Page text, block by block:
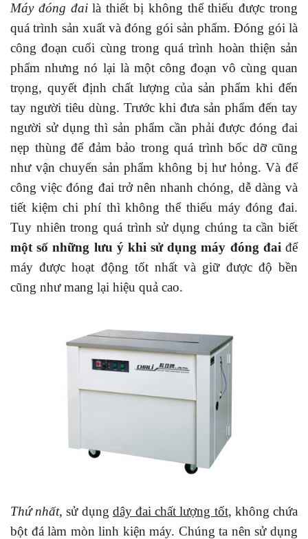
Máy đóng đailà thiết bị không thể thiếu được trong
quá trình sản xuất và đóng gói sản phẩm. Đóng gói là
công đoạn cuối cùng trong quá trình hoàn thiện sản
phẩm nhưng nó lại là một công đoạn vô cùng quan
trọng, quyết định chất lượng của sản phẩm khi đến
tay người tiêu dùng. Trước khi đưa sản phẩm đến tay
người sử dụng thì sản phẩm cần phải được đóng đai
nẹp thùng để đảm bảo trong quá trình bốc dỡ cũng
như vận chuyển sản phẩm không bị hư hỏng. Và để
công việc đóng đai trở nên nhanh chóng, dễ dàng và
tiết kiệm chi phí thì không thể thiếu máy đóng đai.
Tuy nhiên trong quá trình sử dụng chúng ta cần biết
một số những lưu ý khi sử dụng máy đóng đaiđể
máy được hoạt động tốt nhất và giữ được độ bền
cũng như mang lại hiệu quả cao.
Thứ nhất, sử dụng dây đai chất lượng tốt, không chứa
bột đá làm mòn linh kiện máy. Chúng ta nên sử dụng